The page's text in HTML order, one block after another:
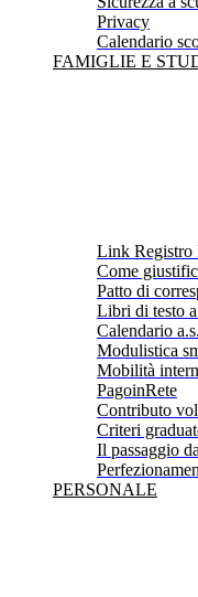
Privacy
Calendario
FAMIGLIE E
Link Registro
Come
Patto di
Libri di testo
Calendario
Modulistica
Mobilità
PagoinRete
Contributo
Criteri
Il passaggio
PERSONALE